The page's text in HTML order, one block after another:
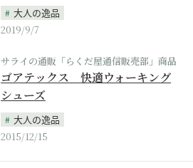
大人の逸品
2019/9/7
サライの通販「らくだ屋通信販売部」商品
ゴアテックス 快適ウォーキング
シューズ
大人の逸品
2015/12/15